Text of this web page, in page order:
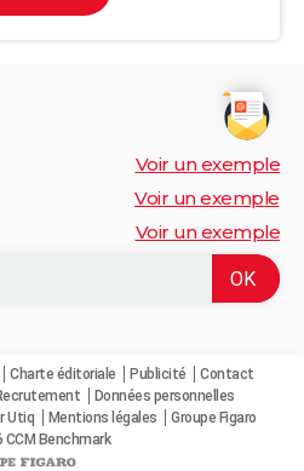
Voir un exemple
Voir un exemple
Voir un exemple
Charte éditoriale Publicité
Contact
Données personnelles
Utiq Mentions légales
Groupe Figaro
Benchmark